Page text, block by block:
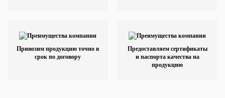
Привозим продукцию точно в
срок по договору
Предоставляем сертификаты
и паспорта качества на
продукцию